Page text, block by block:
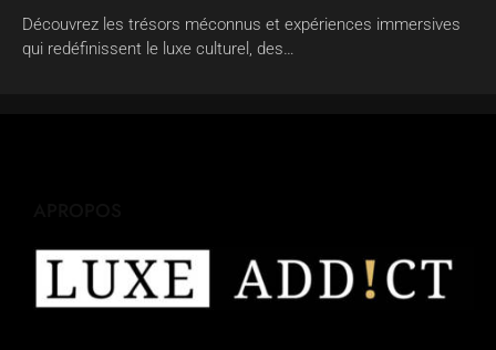
Découvrez les trésors méconnus et expériences immersives
qui redéfinissent le luxe culturel, des…